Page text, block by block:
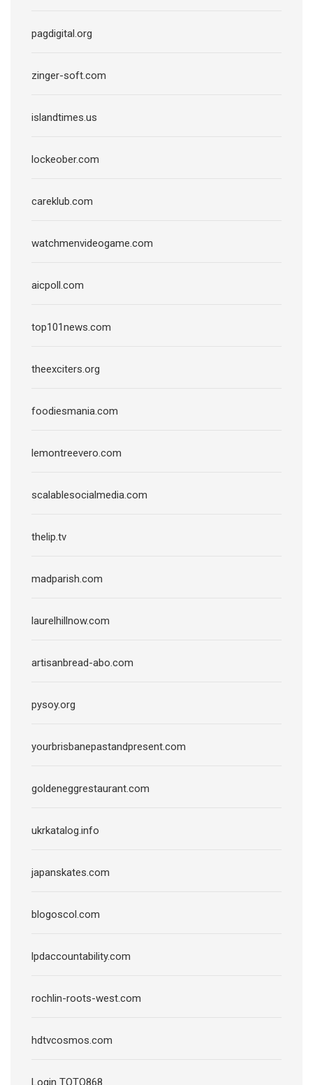
pagdigital.org
zinger-soft.com
islandtimes.us
lockeober.com
careklub.com
watchmenvideogame.com
aicpoll.com
top101news.com
theexciters.org
foodiesmania.com
lemontreevero.com
scalablesocialmedia.com
thelip.tv
madparish.com
laurelhillnow.com
artisanbread-abo.com
pysoy.org
yourbrisbanepastandpresent.com
goldeneggrestaurant.com
ukrkatalog.info
japanskates.com
blogoscol.com
lpdaccountability.com
rochlin-roots-west.com
hdtvcosmos.com
Login TOTO868